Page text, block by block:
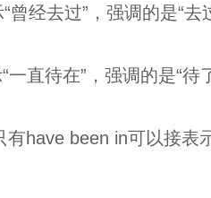
曾经去过”，强调的是“去
一直待在”，强调的是“待
有have been in可以接表